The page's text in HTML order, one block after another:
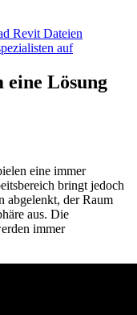
Revit Dateien
auf
eine Lösung
eine immer
bringt jedoch
abgelenkt, der Raum
aus. Die
immer